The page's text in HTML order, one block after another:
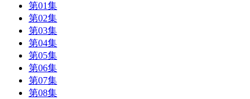
第01集
第02集
第03集
第04集
第05集
第06集
第07集
第08集